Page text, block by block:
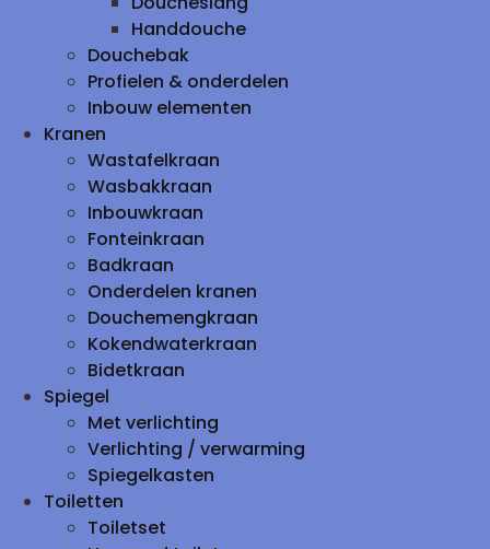
Handdouche
Douchebak
Profielen & onderdelen
Inbouw elementen
Kranen
Wastafelkraan
Wasbakkraan
Inbouwkraan
Fonteinkraan
Badkraan
Onderdelen kranen
Douchemengkraan
Kokendwaterkraan
Bidetkraan
Spiegel
Met verlichting
Verlichting / verwarming
Spiegelkasten
Toiletten
Toiletset